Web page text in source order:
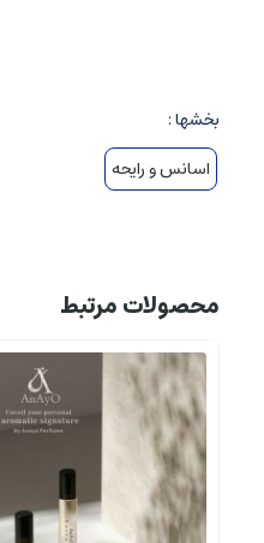
رایحه چرم نرم و لوکس
زعفران و ادویه های گرم
چوب ها، مخصوصا چوب
این نت ها حس عمیق، گرم
حس و حال رایحه
بخشها :
اسانس و رایحه
محصولات مرتبط